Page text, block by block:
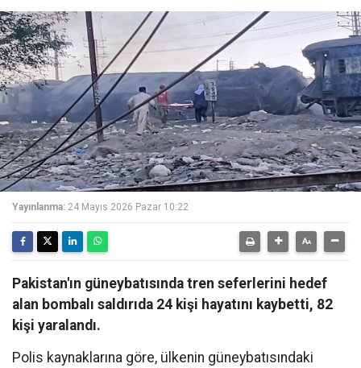
Yayınlanma: 24 Mayıs 2026 Pazar 10:22
Pakistan'ın güneybatısında tren seferlerini hedef
alan bombalı saldırıda 24 kişi hayatını kaybetti, 82
kişi yaralandı.
Polis kaynaklarına göre, ülkenin güneybatısındaki